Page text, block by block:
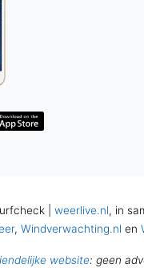
| weerlive.nl, in
, Windverwachting.nl en
website: geen